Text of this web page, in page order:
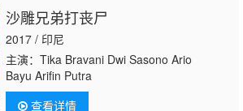
沙雕兄弟打丧尸
2017 / 印尼
主演：Tika Bravani Dwi Sasono Ario
Bayu Arifin Putra
查看详情